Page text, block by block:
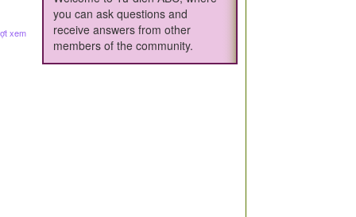
xem
you can ask questions and
receive answers from other
members of the community.